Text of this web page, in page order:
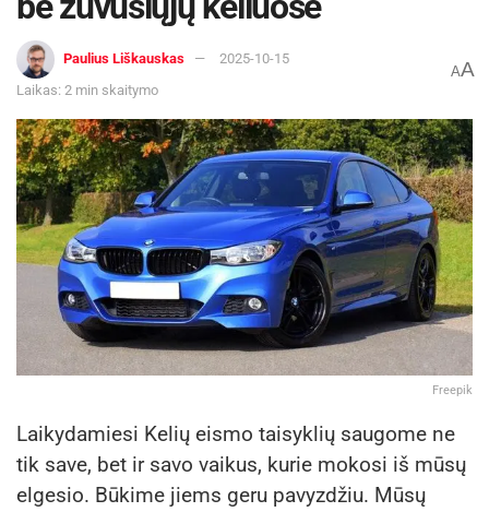
Paulius Liškauskas
2025-10-15
Laikas: 2 min skaitymo
AA
Freepik
Laikydamiesi Kelių eismo taisyklių saugome ne
tik save, bet ir savo vaikus, kurie mokosi iš mūsų
elgesio. Būkime jiems geru pavyzdžiu. Mūsų